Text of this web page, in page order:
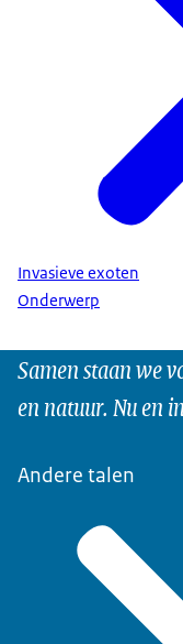
Invasieve exoten
Onderwerp
Samen staan we
en natuur. Nu en
Andere talen